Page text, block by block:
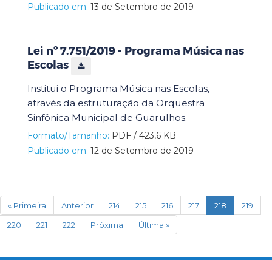
Publicado em: 13 de Setembro de 2019
Lei nº 7.751/2019 - Programa Música nas
Escolas
Institui o Programa Música nas Escolas,
através da estruturação da Orquestra
Sinfônica Municipal de Guarulhos.
Formato/Tamanho: PDF / 423,6 KB
Publicado em: 12 de Setembro de 2019
« Primeira Anterior 214 215 216 217 218 (current)
219
220
221 222 Próxima Última »